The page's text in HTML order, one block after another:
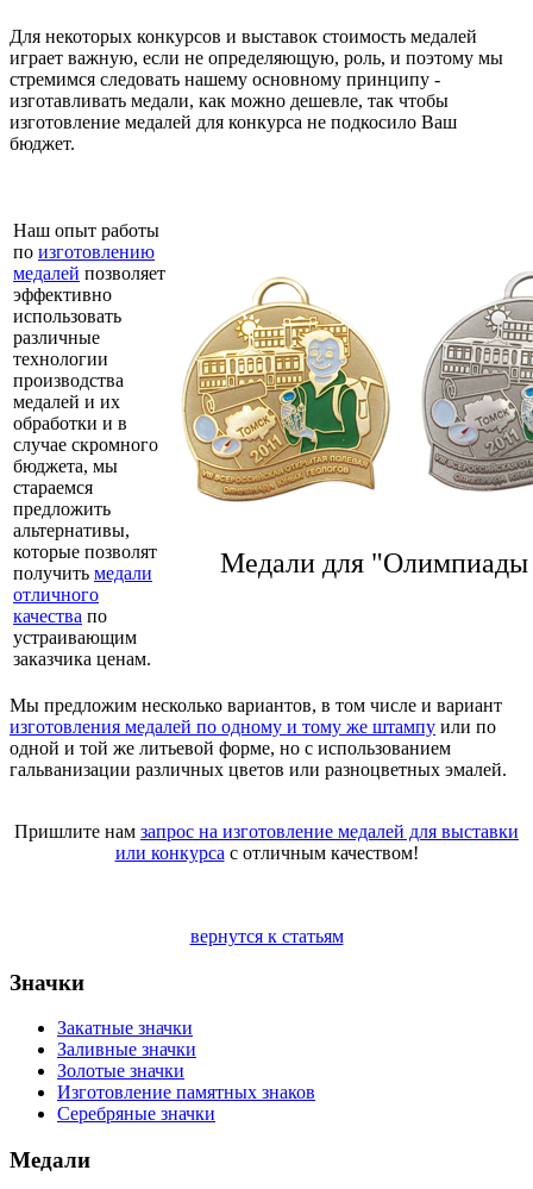
Для некоторых конкурсов и выставок стоимость медалей
играет важную, если не определяющую, роль, и поэтому мы
стремимся следовать нашему основному принципу -
изготавливать медали, как можно дешевле, так чтобы
изготовление медалей для конкурса не подкосило Ваш
бюджет.
Наш опыт работы
по изготовлению
медалей позволяет
эффективно
использовать
различные
технологии
производства
медалей и их
обработки и в
случае скромного
бюджета, мы
стараемся
предложить
альтернативы,
которые позволят
получить медали
отличного
качества по
устраивающим
заказчика ценам.
Медали для "Олимпиады
Мы предложим несколько вариантов, в том числе и вариант
изготовления медалей по одному и тому же штампу или по
одной и той же литьевой форме, но с использованием
гальванизации различных цветов или разноцветных эмалей.
Пришлите нам запрос на изготовление медалей для выставки
или конкурса с отличным качеством!
вернутся к статьям
Значки
Закатные значки
Заливные значки
Золотые значки
Изготовление памятных знаков
Серебряные значки
Медали